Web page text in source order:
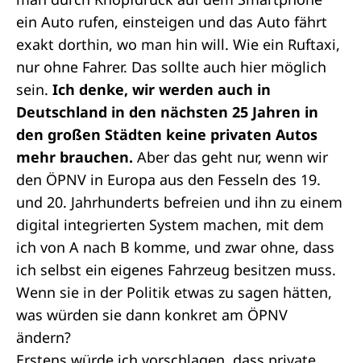
ein Auto rufen, einsteigen und das Auto fährt
exakt dorthin, wo man hin will. Wie ein Ruftaxi,
nur ohne Fahrer. Das sollte auch hier möglich
sein. Ich denke, wir werden auch in
Deutschland in den nächsten 25 Jahren in
den großen Städten keine privaten Autos
mehr brauchen. Aber das geht nur, wenn wir
den ÖPNV in Europa aus den Fesseln des 19.
und 20. Jahrhunderts befreien und ihn zu einem
digital integrierten System machen, mit dem
ich von A nach B komme, und zwar ohne, dass
ich selbst ein eigenes Fahrzeug besitzen muss.
Wenn sie in der Politik etwas zu sagen hätten,
was würden sie dann konkret am ÖPNV
ändern?